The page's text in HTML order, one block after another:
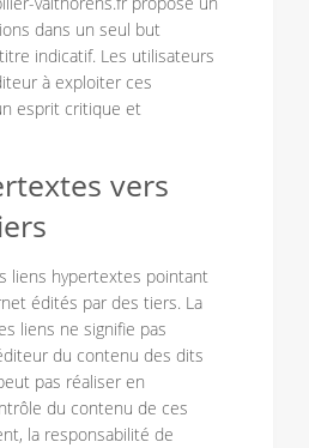
dans un seul but
indicatif. Les utilisateurs
à exploiter ces
esprit critique et
vers
liens hypertextes pointant
édités par des tiers. La
liens ne signifie pas
du contenu des dits
pas réaliser en
du contenu de ces
la responsabilité de